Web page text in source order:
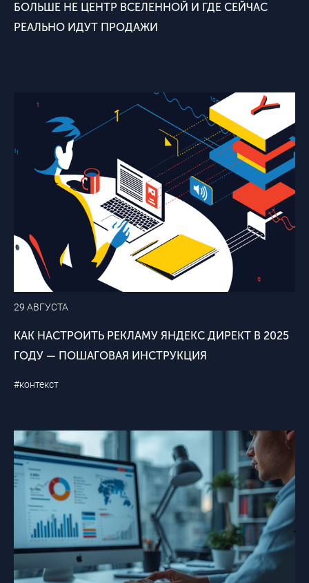
БОЛЬШЕ НЕ ЦЕНТР ВСЕЛЕННОЙ И ГДЕ СЕЙЧАС
РЕАЛЬНО ИДУТ ПРОДАЖИ
29 АВГУСТА
КАК НАСТРОИТЬ РЕКЛАМУ ЯНДЕКС ДИРЕКТ В 2025
ГОДУ — ПОШАГОВАЯ ИНСТРУКЦИЯ
#контекст